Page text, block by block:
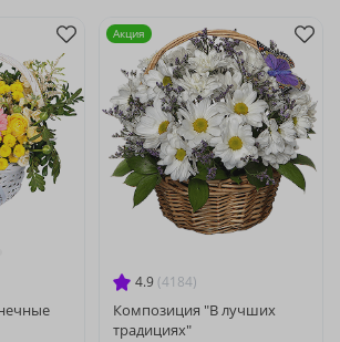
4.9 (4184)
Композиция "В лучших
традициях"
Акция